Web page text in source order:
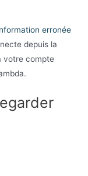
erronée
depuis la
votre compte